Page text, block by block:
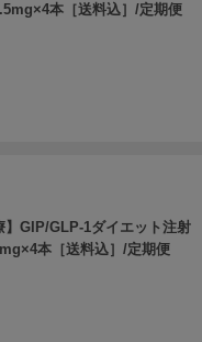
本［送料込］/定期便
】GIP/GLP-1ダイエット注射
本［送料込］/定期便